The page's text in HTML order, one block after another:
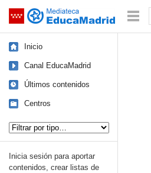
Saltar navegación
Inicio
Canal EducaMadrid
Últimos contenidos
Centros
Inicia sesión para aportar
contenidos, crear listas de